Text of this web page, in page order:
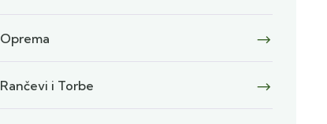
Oprema
Rančevi i Torbe